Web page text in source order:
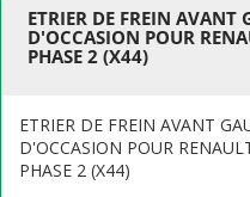
ETRIER DE FREIN AVANT
D'OCCASION POUR
PHASE 2 (X44)
ETRIER DE FREIN AVANT
D'OCCASION POUR
PHASE 2 (X44)